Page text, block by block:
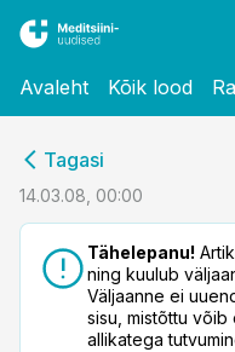
Avaleht Kõik lood
Tagasi
14.03.08, 00:00
Tähelepanu!
ning kuulub
Väljaanne ei
sisu, mistõttu
allikatega